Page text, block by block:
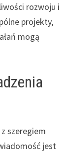
rozwoju i
projekty,
mogą
szeregiem
jest